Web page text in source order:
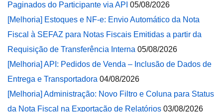
Paginados do Participante via API 05/08/2026
[Melhoria] Estoques e NF-e: Envio Automático da Nota
Fiscal à SEFAZ para Notas Fiscais Emitidas a partir da
Requisição de Transferência Interna 05/08/2026
[Melhoria] API: Pedidos de Venda – Inclusão de Dados de
Entrega e Transportadora 04/08/2026
[Melhoria] Administração: Novo Filtro e Coluna para Status
da Nota Fiscal na Exportação de Relatórios 03/08/2026